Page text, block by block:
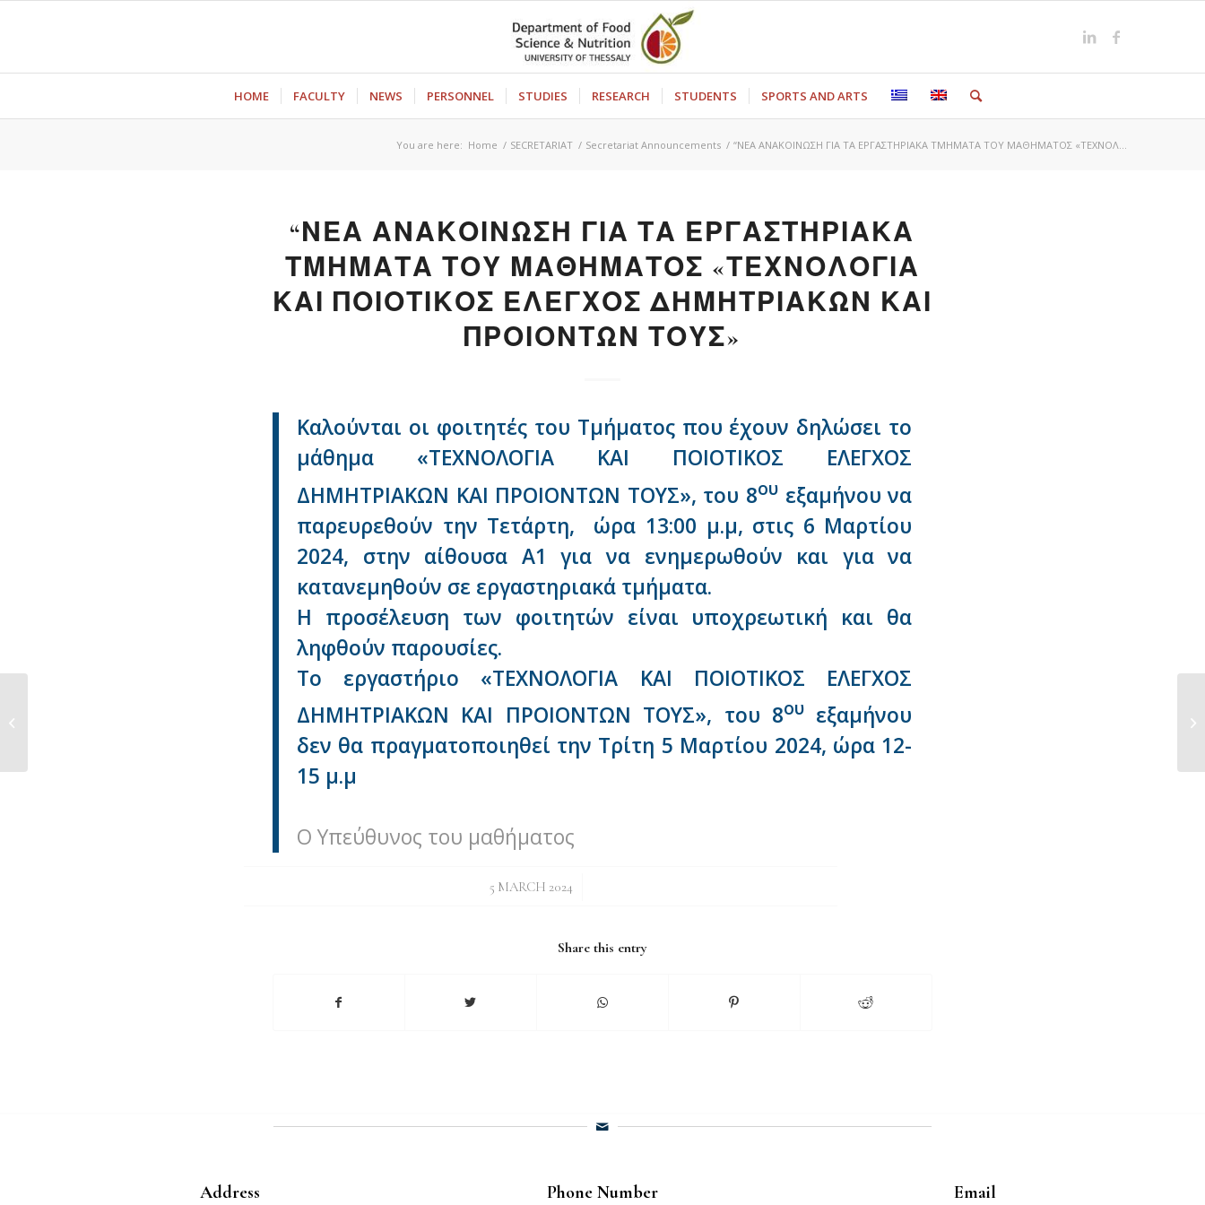
ΗΟΜΕ FACULTY NEWS PERSONNEL STUDIES RESEARCH STUDENTS SPORTS AND ARTS
You are here: Home / SECRETARIAT / Secretariat Announcements / “ΝΕΑ ΑΝΑΚΟΙΝΩΣΗ ΓΙΑ ΤΑ ΕΡΓΑΣΤΗΡΙΑΚΑ ΤΜΗΜΑΤΑ ΤΟΥ ΜΑΘΗΜΑΤΟΣ «ΤΕΧΝΟΛ...
“ΝΕΑ ΑΝΑΚΟΙΝΩΣΗ ΓΙΑ ΤΑ ΕΡΓΑΣΤΗΡΙΑΚΑ
ΤΜΗΜΑΤΑ ΤΟΥ ΜΑΘΗΜΑΤΟΣ «ΤΕΧΝΟΛΟΓΙΑ
ΚΑΙ ΠΟΙΟΤΙΚΟΣ ΕΛΕΓΧΟΣ ΔΗΜΗΤΡΙΑΚΩΝ ΚΑΙ
ΠΡΟΙΟΝΤΩΝ ΤΟΥΣ»
Καλούνται οι φοιτητές του Τμήματος που έχουν δηλώσει το
μάθημα «ΤΕΧΝΟΛΟΓΙΑ ΚΑΙ ΠΟΙΟΤΙΚΟΣ ΕΛΕΓΧΟΣ
ΔΗΜΗΤΡΙΑΚΩΝ ΚΑΙ ΠΡΟΙΟΝΤΩΝ ΤΟΥΣ», του 8ου εξαμήνου να
παρευρεθούν την Τετάρτη, ώρα 13:00 μ.μ, στις 6 Μαρτίου
2024, στην αίθουσα Α1 για να ενημερωθούν και για να
κατανεμηθούν σε εργαστηριακά τμήματα.
Η προσέλευση των φοιτητών είναι υποχρεωτική και θα
ληφθούν παρουσίες.
Το εργαστήριο «ΤΕΧΝΟΛΟΓΙΑ ΚΑΙ ΠΟΙΟΤΙΚΟΣ ΕΛΕΓΧΟΣ
ΔΗΜΗΤΡΙΑΚΩΝ ΚΑΙ ΠΡΟΙΟΝΤΩΝ ΤΟΥΣ», του 8ουεξαμήνου
δεν θα πραγματοποιηθεί την Τρίτη 5 Μαρτίου 2024, ώρα 12-
15 μ.μ
Ο Υπεύθυνος του μαθήματος
5 MARCH 2024
/
Share this entry
Address Phone Number Email